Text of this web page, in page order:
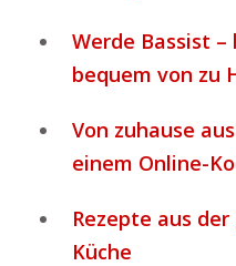
Werde Bassist
bequem von zu
Von zuhause
einem Online-
Rezepte aus
Küche